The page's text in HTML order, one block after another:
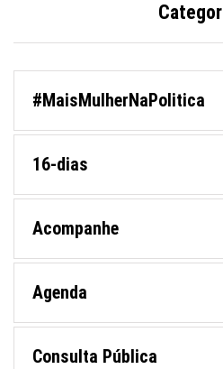
#MaisMulherNaPolitica
16-dias
Acompanhe
Agenda
Consulta Pública